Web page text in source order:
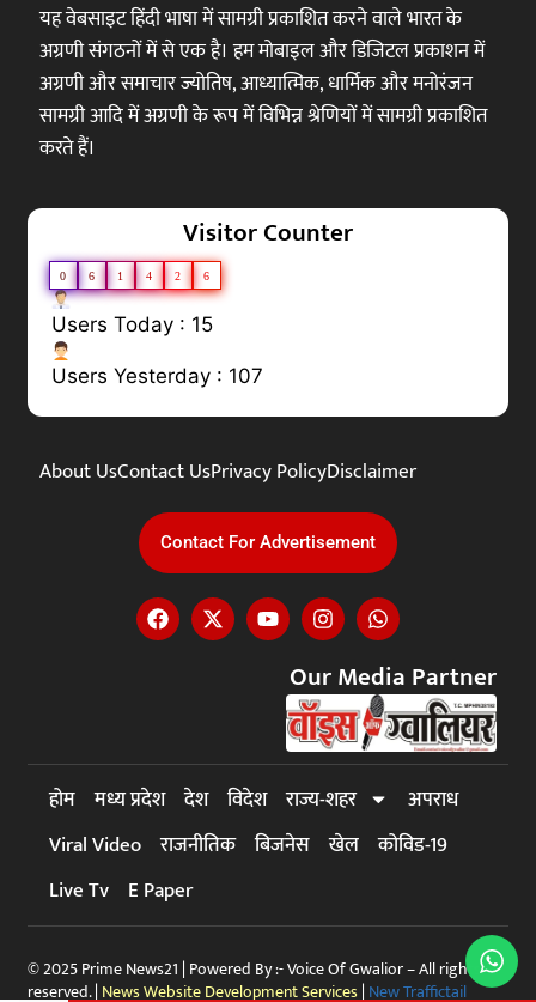
यह वेबसाइट हिंदी भाषा में सामग्री प्रकाशित करने वाले भारत के
अग्रणी संगठनों में से एक है। हम मोबाइल और डिजिटल प्रकाशन में
अग्रणी और समाचार ज्योतिष, आध्यात्मिक, धार्मिक और मनोरंजन
सामग्री आदि में अग्रणी के रूप में विभिन्न श्रेणियों में सामग्री प्रकाशित
करते हैं।
Visitor Counter
0 6 1 4 2 6
Users Today : 15
Users Yesterday : 107
About UsContact UsPrivacy PolicyDisclaimer
Contact For Advertisement
Our Media Partner
होम मध्य प्रदेश देश विदेश राज्य-शहर
अपराध
Viral Video राजनीतिक बिजनेस खेल कोविड-19
Live Tv
E Paper
© 2025 Prime News21 | Powered By :- Voice Of Gwalior – All rights
reserved. | News Website Development Services| New Traffictail